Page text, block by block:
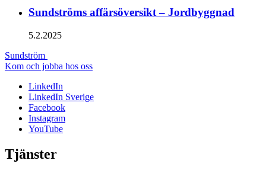
Sundströms affärsöversikt – Jordbyggnad
5.2.2025
Sundström
Kom och jobba hos oss
LinkedIn
LinkedIn Sverige
Facebook
Instagram
YouTube
Tjänster